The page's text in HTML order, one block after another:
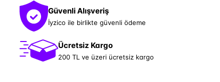
Güvenli Alışveriş
İyzico ile birlikte güvenli ödeme
Ücretsiz Kargo
200 TL ve üzeri ücretsiz kargo